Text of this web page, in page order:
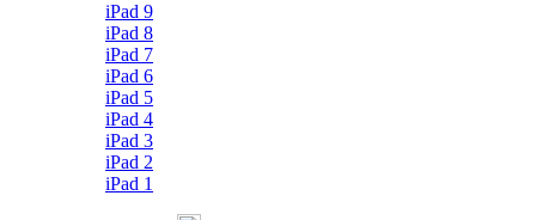
iPad 9
iPad 8
iPad 7
iPad 6
iPad 5
iPad 4
iPad 3
iPad 2
iPad 1